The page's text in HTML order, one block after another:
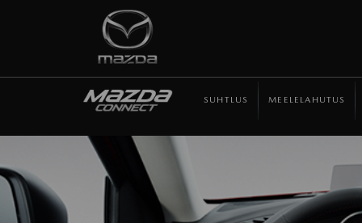
SUHTLUS MEELELAHUTUS